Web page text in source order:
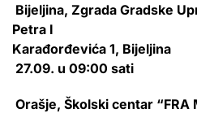
Bijeljina, Zgrada Gradske
Petra I
Karađorđevića 1, Bijeljina
27.09. u 09:00 sati
Orašje, Školski centar “FRA